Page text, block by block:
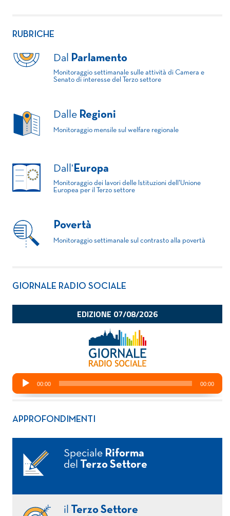
RUBRICHE
Dal Parlamento
Monitoraggio settimanale sulle attività di Camera e
Senato di interesse del Terzo settore
Dalle Regioni
Monitoraggio mensile sul welfare regionale
Dall' Europa
Monitoraggio dei lavori delle Istituzioni dell'Unione
Europea per il Terzo settore
Povertà
Monitoraggio settimanale sul contrasto alla povertà
GIORNALE RADIO SOCIALE
APPROFONDIMENTI
Speciale Riforma
del
Terzo Settore
il
Terzo Settore